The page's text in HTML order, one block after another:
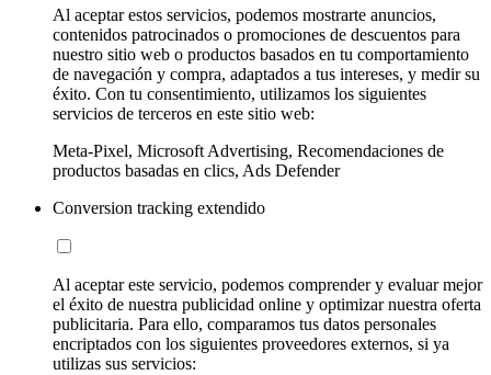
Al aceptar estos servicios, podemos mostrarte anuncios,
contenidos patrocinados o promociones de descuentos para
nuestro sitio web o productos basados en tu comportamiento
de navegación y compra, adaptados a tus intereses, y medir su
éxito. Con tu consentimiento, utilizamos los siguientes
servicios de terceros en este sitio web:
Meta-Pixel, Microsoft Advertising, Recomendaciones de
productos basadas en clics, Ads Defender
Conversion tracking extendido
Al aceptar este servicio, podemos comprender y evaluar mejor
el éxito de nuestra publicidad online y optimizar nuestra oferta
publicitaria. Para ello, comparamos tus datos personales
encriptados con los siguientes proveedores externos, si ya
utilizas sus servicios: